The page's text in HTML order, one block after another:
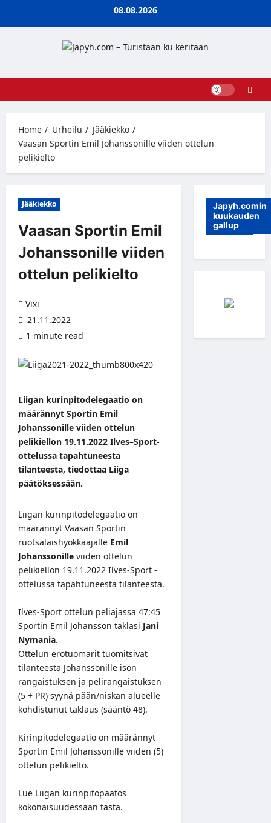
08.08.2026
Home Urheilu
Jääkiekko
Vaasan Sportin Emil Johanssonille viiden ottelun
pelikielto
Jääkiekko
Vaasan Sportin Emil
Johanssonille viiden
ottelun pelikielto
Vixi
21.11.2022
1 minute read
Liigan kurinpitodelegaatio on
määrännyt Sportin Emil
Johanssonille viiden ottelun
pelikiellon 19.11.2022 Ilves–Sport-
ottelussa tapahtuneesta
tilanteesta, tiedottaa Liiga
päätöksessään.
Liigan kurinpitodelegaatio on
määrännyt Vaasan Sportin
ruotsalaishyökkääjälle Emil
Johanssonille viiden ottelun
pelikiellon 19.11.2022 Ilves-Sport -
ottelussa tapahtuneesta tilanteesta.
Ilves-Sport ottelun peliajassa 47:45
Sportin Emil Johansson taklasi Jani
Nymania.
Ottelun erotuomarit tuomitsivat
tilanteesta Johanssonille ison
rangaistuksen ja pelirangaistuksen
(5 + PR) syynä pään/niskan alueelle
kohdistunut taklaus (sääntö 48).
Kirinpitodelegaatio on määrännyt
Sportin Emil Johanssonille viiden (5)
ottelun pelikielto.
Lue Liigan kurinpitopäätös
kokonaisuudessaan tästä.
Japyh.comin
kuukauden
gallup